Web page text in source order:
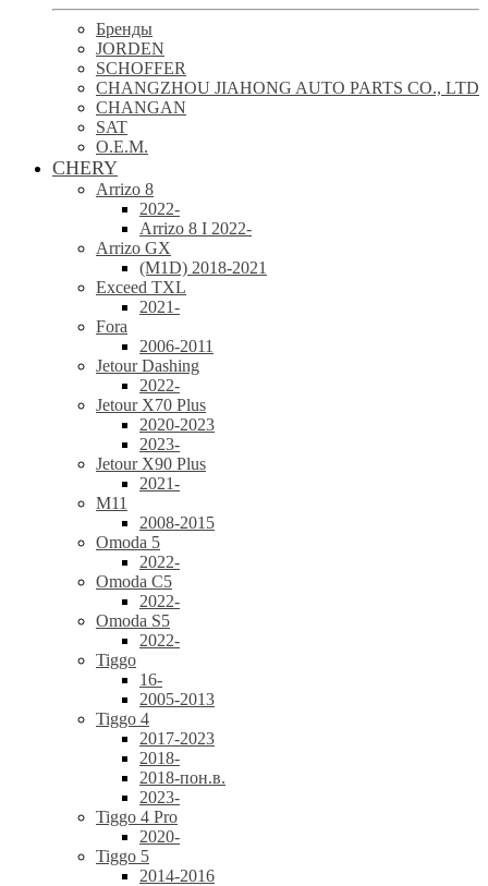
Бренды
JORDEN
SCHOFFER
CHANGZHOU JIAHONG AUTO PARTS CO., LTD
CHANGAN
SAT
O.E.M.
CHERY
Arrizo 8
2022-
Arrizo 8 I 2022-
Arrizo GX
(M1D) 2018-2021
Exceed TXL
2021-
Fora
2006-2011
Jetour Dashing
2022-
Jetour X70 Plus
2020-2023
2023-
Jetour X90 Plus
2021-
M11
2008-2015
Omoda 5
2022-
Omoda C5
2022-
Omoda S5
2022-
Tiggo
16-
2005-2013
Tiggo 4
2017-2023
2018-
2018-пон.в.
2023-
Tiggo 4 Pro
2020-
Tiggo 5
2014-2016